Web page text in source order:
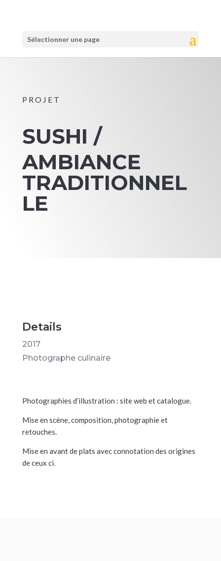
Sélectionner une page
PROJET
SUSHI /
AMBIANCE
TRADITIONNEL
LE
Details
2017
Photographe culinaire
Photographies d’illustration : site web et catalogue.
Mise en scène, composition, photographie et
retouches.
Mise en avant de plats avec connotation des origines
de ceux ci.